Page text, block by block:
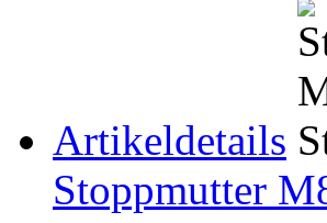
Artikeldetails
Stoppmutter